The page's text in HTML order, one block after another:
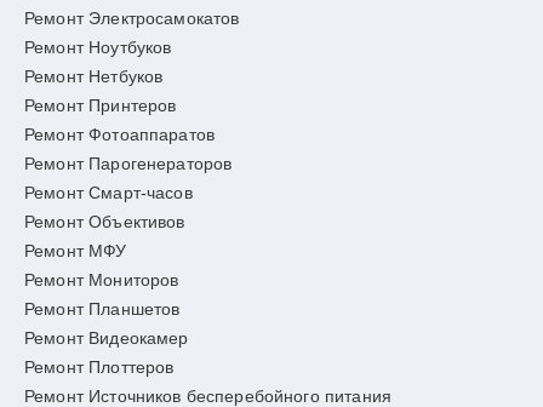
Ремонт Электросамокатов
Ремонт Ноутбуков
Ремонт Нетбуков
Ремонт Принтеров
Ремонт Фотоаппаратов
Ремонт Парогенераторов
Ремонт Смарт-часов
Ремонт Объективов
Ремонт МФУ
Ремонт Мониторов
Ремонт Планшетов
Ремонт Видеокамер
Ремонт Плоттеров
Ремонт Источников бесперебойного питания